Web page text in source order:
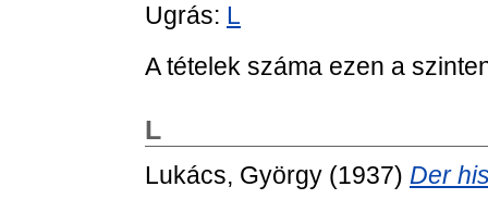
Ugrás: L
A tételek száma ezen a
L
Lukács, György (1937) Der